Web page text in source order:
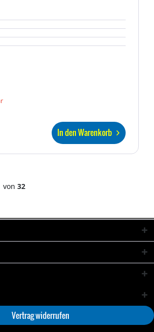
In den Warenkorb
von 32
Vertrag widerrufen